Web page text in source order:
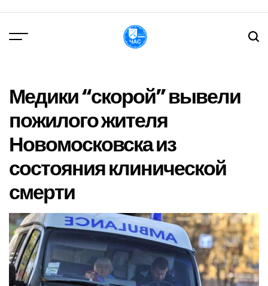
вмісту
Медики “скорой” вывели
пожилого жителя
Новомосковска из
состояния клинической
смерти